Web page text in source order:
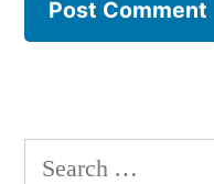
Search